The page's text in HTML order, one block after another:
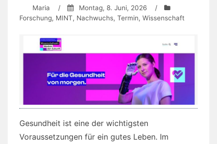
Maria / Montag, 8. Juni, 2026
/
Forschung, MINT, Nachwuchs, Termin, Wissenschaft
Gesundheit ist eine der wichtigsten
Voraussetzungen für ein gutes Leben. Im